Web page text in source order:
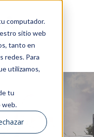
computador.
sitio web
tanto en
redes. Para
utilizamos,
tu
web.